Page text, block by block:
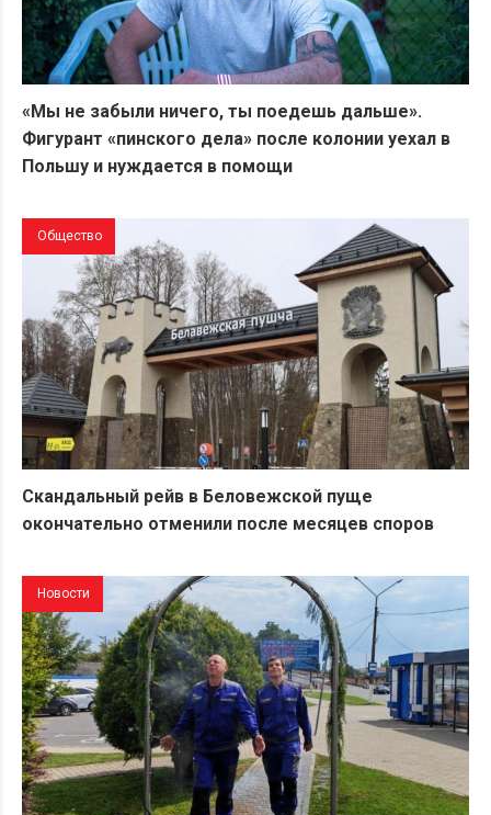
«Мы не забыли ничего, ты поедешь дальше».
Фигурант «пинского дела» после колонии уехал в
Польшу и нуждается в помощи
Общество
Скандальный рейв в Беловежской пуще
окончательно отменили после месяцев споров
Новости